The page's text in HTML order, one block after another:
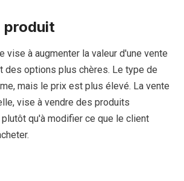
produit
vise à augmenter la valeur d'une vente
des options plus chères. Le type de
mais le prix est plus élevé. La vente
vise à vendre des produits
qu'à modifier ce que le client